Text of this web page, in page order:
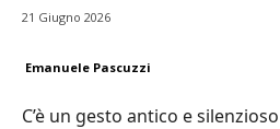
21 Giugno 2026
Emanuele Pascuzzi
C’è un gesto antico e